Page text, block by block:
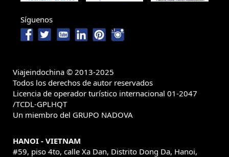
Síguenos
Viajeindochina © 2013-2025
Todos los derechos de autor reservados
Licencia de operador turístico internacional 01-2047
/TCDL-GPLHQT
Un miembro del GRUPO NADOVA
HANOI - VIETNAM
#59, piso 4to, calle Xa Dan, Distrito Dong Da, Hanoi,